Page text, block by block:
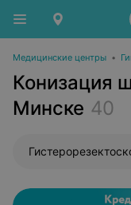
Медицинские центры •
Конизация
Минске 40